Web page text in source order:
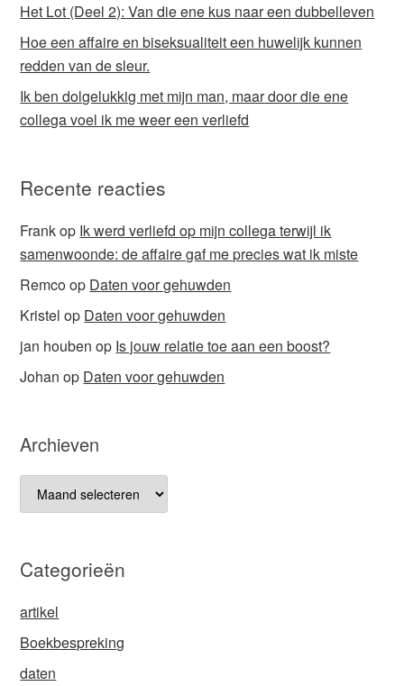
Het Lot (Deel 2): Van die ene kus naar een dubbelleven
Hoe een affaire en biseksualiteit een huwelijk kunnen
redden van de sleur.
Ik ben dolgelukkig met mijn man, maar door die ene
collega voel ik me weer een verliefd
Recente reacties
Frankop Ik werd verliefd op mijn collega terwijl ik
samenwoonde: de affaire gaf me precies wat ik miste
Remcoop Daten voor gehuwden
Kristel op Daten voor gehuwden
jan houben op Is jouw relatie toe aan een boost?
Johan op Daten voor gehuwden
Archieven
Archieven
Categorieën
artikel
Boekbespreking
daten